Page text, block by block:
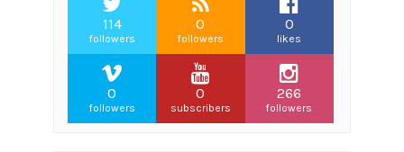
114
followers
0
followers
0
likes
0
followers
0
subscribers
266
followers